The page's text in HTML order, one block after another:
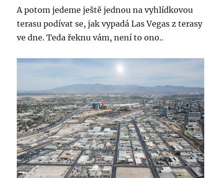
A potom jedeme ještě jednou na vyhlídkovou
terasu podívat se, jak vypadá Las Vegas z terasy
ve dne. Teda řeknu vám, není to ono..